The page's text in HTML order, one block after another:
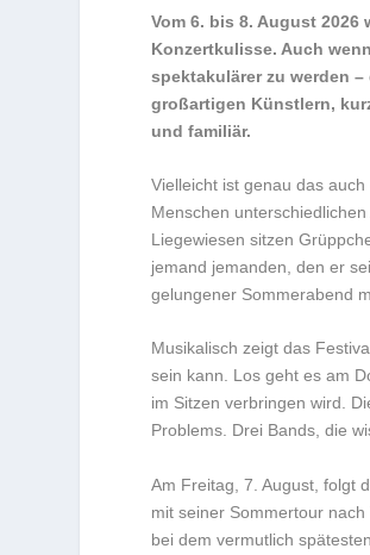
Vom 6. bis 8. August
Konzertkulisse. Auch
spektakulärer zu werden
großartigen Künstlern,
und familiär.
Vielleicht ist genau das
Menschen
Liegewiesen sitzen
jemand jemanden, den er
gelungener Sommerabend
Musikalisch zeigt das
sein kann. Los geht es am
im Sitzen verbringen wird.
Problems. Drei Bands, die
Am Freitag, 7. August, folgt
mit seiner Sommertour
bei dem vermutlich